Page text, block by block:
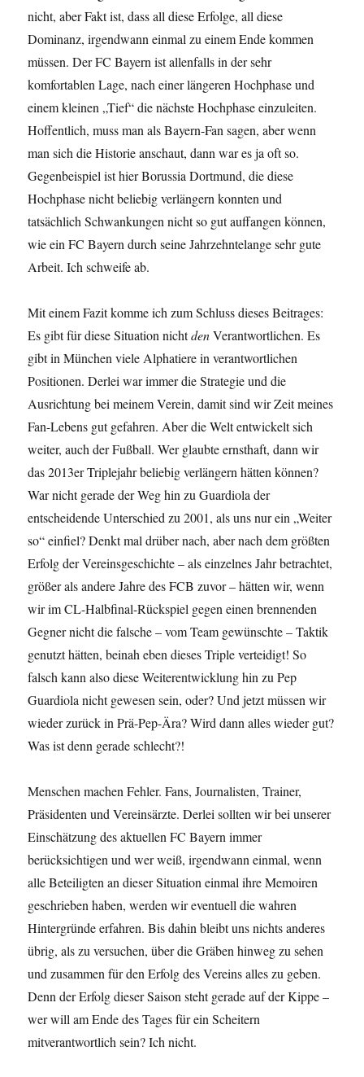
nicht, aber Fakt ist, dass all diese Erfolge, all diese
Dominanz, irgendwann einmal zu einem Ende kommen
müssen. Der FC Bayern ist allenfalls in der sehr
komfortablen Lage, nach einer längeren Hochphase und
einem kleinen „Tief“ die nächste Hochphase einzuleiten.
Hoffentlich, muss man als Bayern-Fan sagen, aber wenn
man sich die Historie anschaut, dann war es ja oft so.
Gegenbeispiel ist hier Borussia Dortmund, die diese
Hochphase nicht beliebig verlängern konnten und
tatsächlich Schwankungen nicht so gut auffangen können,
wie ein FC Bayern durch seine Jahrzehntelange sehr gute
Arbeit. Ich schweife ab.
Mit einem Fazit komme ich zum Schluss dieses Beitrages:
Es gibt für diese Situation nichtdenVerantwortlichen. Es
gibt in München viele Alphatiere in verantwortlichen
Positionen. Derlei war immer die Strategie und die
Ausrichtung bei meinem Verein, damit sind wir Zeit meines
Fan-Lebens gut gefahren. Aber die Welt entwickelt sich
weiter, auch der Fußball. Wer glaubte ernsthaft, dann wir
das 2013er Triplejahr beliebig verlängern hätten können?
War nicht gerade der Weg hin zu Guardiola der
entscheidende Unterschied zu 2001, als uns nur ein „Weiter
so“ einfiel? Denkt mal drüber nach, aber nach dem größten
Erfolg der Vereinsgeschichte – als einzelnes Jahr betrachtet,
größer als andere Jahre des FCB zuvor – hätten wir, wenn
wir im CL-Halbfinal-Rückspiel gegen einen brennenden
Gegner nicht die falsche – vom Team gewünschte – Taktik
genutzt hätten, beinah eben dieses Triple verteidigt! So
falsch kann also diese Weiterentwicklung hin zu Pep
Guardiola nicht gewesen sein, oder? Und jetzt müssen wir
wieder zurück in Prä-Pep-Ära? Wird dann alles wieder gut?
Was ist denn gerade schlecht?!
Menschen machen Fehler. Fans, Journalisten, Trainer,
Präsidenten und Vereinsärzte. Derlei sollten wir bei unserer
Einschätzung des aktuellen FC Bayern immer
berücksichtigen und wer weiß, irgendwann einmal, wenn
alle Beteiligten an dieser Situation einmal ihre Memoiren
geschrieben haben, werden wir eventuell die wahren
Hintergründe erfahren. Bis dahin bleibt uns nichts anderes
übrig, als zu versuchen, über die Gräben hinweg zu sehen
und zusammen für den Erfolg des Vereins alles zu geben.
Denn der Erfolg dieser Saison steht gerade auf der Kippe –
wer will am Ende des Tages für ein Scheitern
mitverantwortlich sein? Ich nicht.